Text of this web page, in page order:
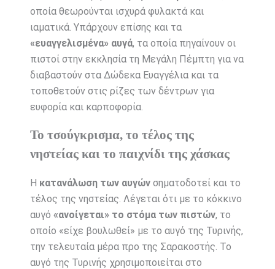
οποία θεωρούνται ισχυρά φυλακτά και
ιαματικά. Υπάρχουν επίσης και τα
«ευαγγελισμένα» αυγά, τα οποία πηγαίνουν οι
πιστοί στην εκκλησία τη Μεγάλη Πέμπτη για να
διαβαστούν στα Δώδεκα Ευαγγέλια και τα
τοποθετούν στις ρίζες των δέντρων για
ευφορία και καρποφορία.
Το τσούγκρισμα, το τέλος της
νηστείας και το παιχνίδι της χάσκας
Η κατανάλωση των αυγώνσηματοδοτεί και το
τέλος της νηστείας. Λέγεται ότι με το κόκκινο
αυγό «ανοίγεται» το στόμα των πιστών, το
οποίο «είχε βουλωθεί» με το αυγό της Τυρινής,
την τελευταία μέρα προ της Σαρακοστής. Το
αυγό της Τυρινής χρησιμοποιείται στο